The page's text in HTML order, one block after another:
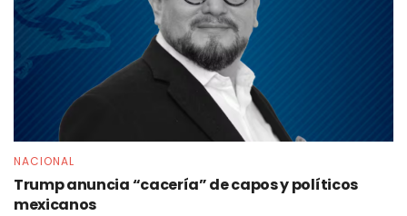
NACIONAL
Trump anuncia “cacería” de capos y políticos
mexicanos